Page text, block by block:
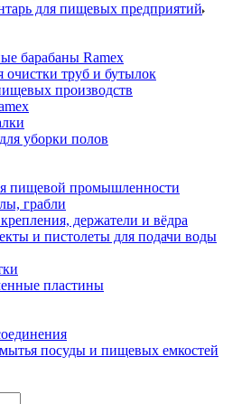
для пищевых предприятий
барабаны Ramex
труб и бутылок
производств
уборки полов
пищевой промышленности
грабли
держатели и вёдра
и пистолеты для подачи воды
пластины
посуды и пищевых емкостей